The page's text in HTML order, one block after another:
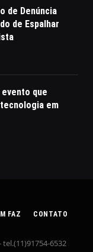
de Denúncia
de Espalhar
que
em
FAZ CONTATO
tel.(11)91754-6532